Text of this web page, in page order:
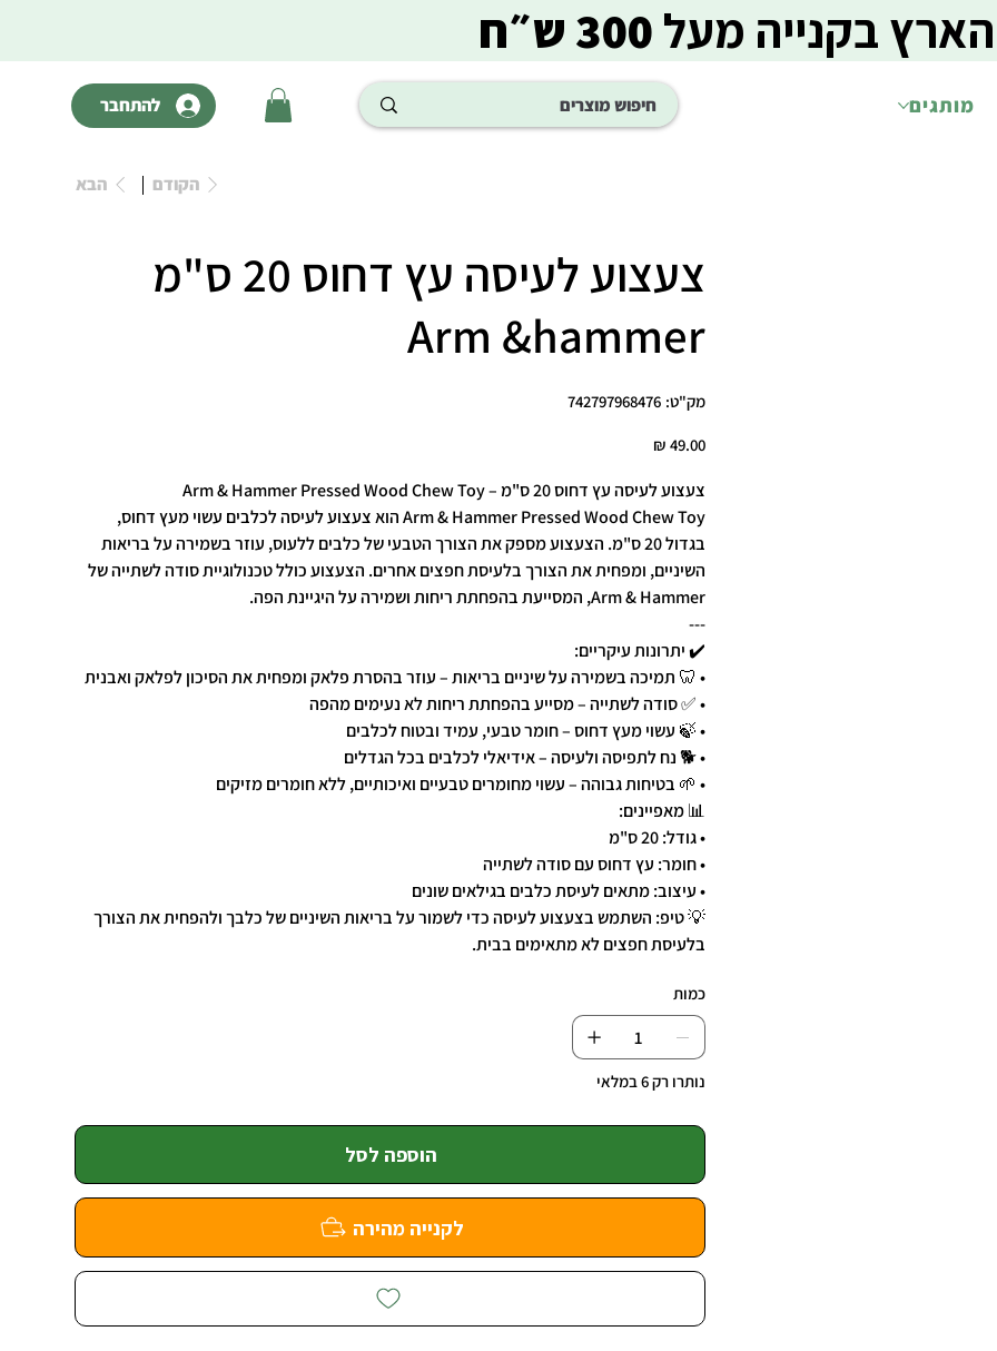
מותגים להתחבר
בקנייה מעל300 ש״ח
הקודם הבא
צעצוע לעיסה עץ דחוס 20 ס"מ
Arm &hammer
מק"ט:
מק"ט
742797968476
742797968476
מחיר ‏49.00 ‏₪
צעצוע לעיסה עץ דחוס 20 ס"מ – Arm & Hammer Pressed Wood Chew Toy
Arm & Hammer Pressed Wood Chew Toy הוא צעצוע לעיסה לכלבים עשוי מעץ דחוס,
בגדול 20 ס"מ. הצעצוע מספק את הצורך הטבעי של כלבים ללעוס, עוזר בשמירה על בריאות
השיניים, ומפחית את הצורך בלעיסת חפצים אחרים. הצעצוע כולל טכנולוגיית סודה לשתייה של
Arm & Hammer, המסייעת בהפחתת ריחות ושמירה על היגיינת הפה.
---
✔️ יתרונות עיקריים:
• 🦷 תמיכה בשמירה על שיניים בריאות – עוזר בהסרת פלאק ומפחית את הסיכון לפלאק ואבנית
• ✅ סודה לשתייה – מסייע בהפחתת ריחות לא נעימים מהפה
• 🍃 עשוי מעץ דחוס – חומר טבעי, עמיד ובטוח לכלבים
• 🐕 נח לתפיסה ולעיסה – אידיאלי לכלבים בכל הגדלים
• 🌱 בטיחות גבוהה – עשוי מחומרים טבעיים ואיכותיים, ללא חומרים מזיקים
📊 מאפיינים:
• גודל: 20 ס"מ
• חומר: עץ דחוס עם סודה לשתייה
• עיצוב: מתאים לעיסת כלבים בגילאים שונים
💡 טיפ: השתמש בצעצוע לעיסה כדי לשמור על בריאות השיניים של כלבך ולהפחית את הצורך
בלעיסת חפצים לא מתאימים בבית.
כמות
נותרו רק 6 במלאי
הוספה לסל
לקנייה מהירה